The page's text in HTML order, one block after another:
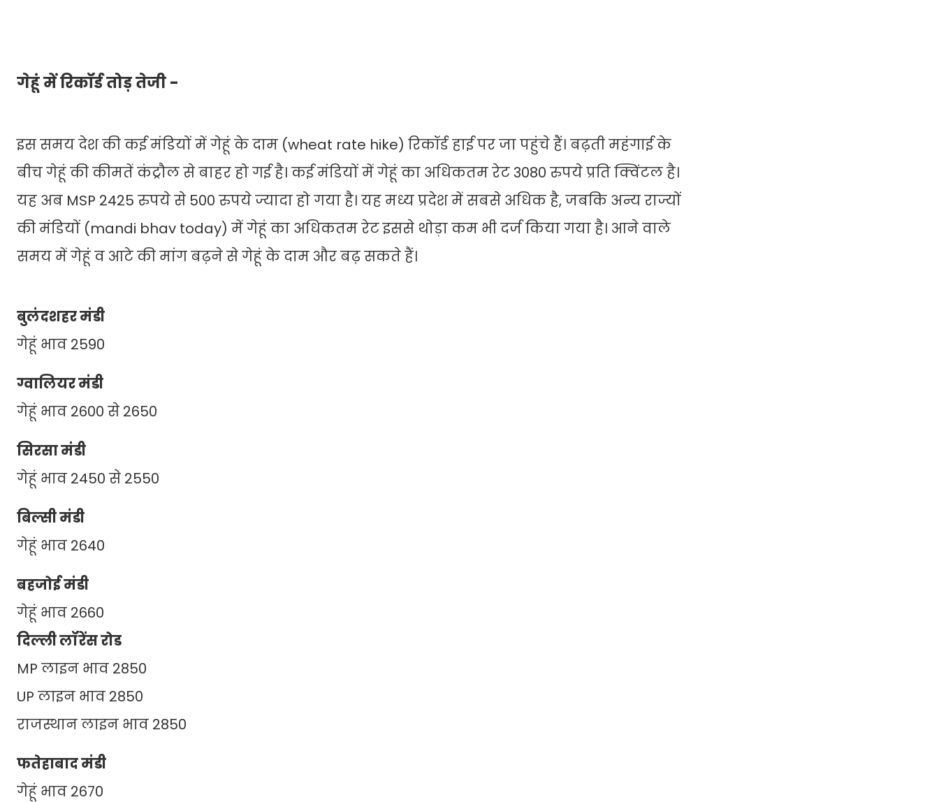
गेहूं में रिकॉर्ड तोड़ तेजी -
इस समय देश की कई मंडियों में गेहूं के दाम (wheat rate hike) रिकॉर्ड हाई पर जा पहुंचे हैं। बढ़ती महंगाई के
बीच गेहूं की कीमतें कंट्रौल से बाहर हो गई है। कई मंडियों में गेहूं का अधिकतम रेट 3080 रुपये प्रति क्विंटल है।
यह अब MSP 2425 रुपये से 500 रुपये ज्यादा हो गया है। यह मध्य प्रदेश में सबसे अधिक है, जबकि अन्य राज्यों
की मंडियों (mandi bhav today) में गेहूं का अधिकतम रेट इससे थोड़ा कम भी दर्ज किया गया है। आने वाले
समय में गेहूं व आटे की मांग बढ़ने से गेहूं के दाम और बढ़ सकते हैं।
बुलंदशहर मंडी
गेहूं भाव 2590
ग्वालियर मंडी
गेहूं भाव 2600 से 2650
सिरसा मंडी
गेहूं भाव 2450 से 2550
बिल्सी मंडी
गेहूं भाव 2640
बहजोई मंडी
गेहूं भाव 2660
दिल्ली लॉरेंस रोड
MP लाइन भाव 2850
UP लाइन भाव 2850
राजस्थान लाइन भाव 2850
फतेहाबाद मंडी
गेहूं भाव 2670